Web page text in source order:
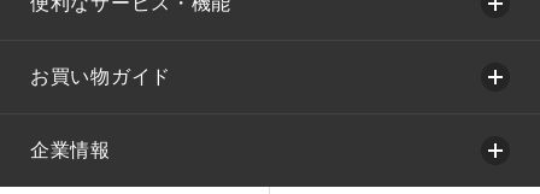
お買い物ガイド
企業情報